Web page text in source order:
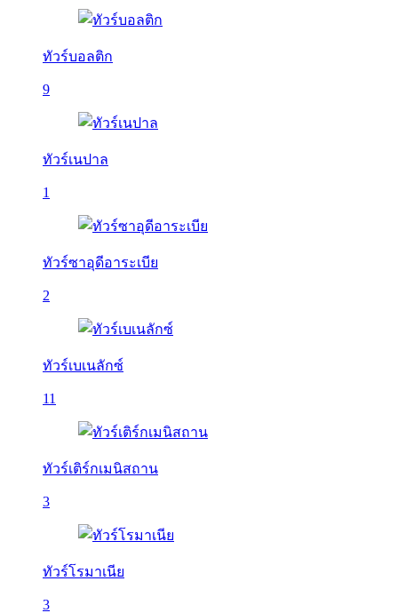
ทัวร์บอลติก
9
ทัวร์เนปาล
1
ทัวร์ซาอุดีอาระเบีย
2
ทัวร์เบเนลักซ์
11
ทัวร์เติร์กเมนิสถาน
3
ทัวร์โรมาเนีย
3